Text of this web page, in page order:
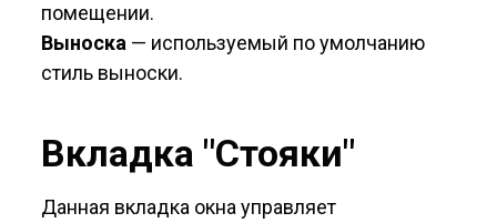
помещении.
Выноска — используемый по умолчанию
стиль выноски.
Вкладка "Стояки"
Данная вкладка окна управляет